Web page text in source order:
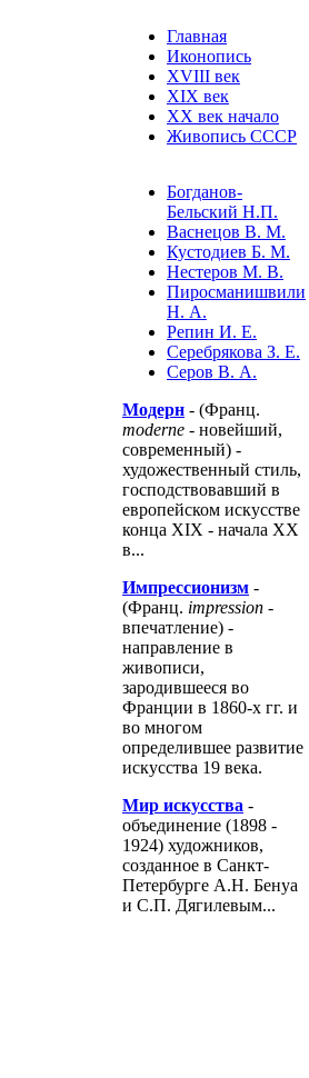
Главная
Иконопись
XVIII век
XIX век
XX век начало
Живопись СССP
Богданов-
Бельский Н.П.
Васнецов В. М.
Кустодиев Б. М.
Нестеров М. В.
Пиросманишвили
Н. А.
Репин И. Е.
Серебрякова З. Е.
Серов В. А.
Модерн - (Франц.
moderne - новейший,
современный) -
художественный стиль,
господствовавший в
европейском искусстве
конца XIX - начала XX
в...
Импрессионизм -
(Франц. impression -
впечатление) -
направление в
живописи,
зародившееся во
Франции в 1860-х гг. и
во многом
определившее развитие
искусства 19 века.
Мир искусства -
объединение (1898 -
1924) художников,
созданное в Санкт-
Петербурге А.Н. Бенуа
и С.П. Дягилевым...